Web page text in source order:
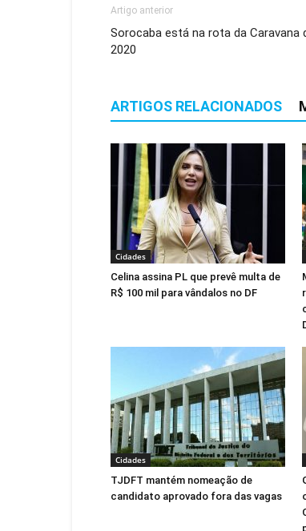
Artigo anterior
Sorocaba está na rota da Caravana
2020
ARTIGOS RELACIONADOS
Cidades
Celina assina PL que prevê multa de
R$ 100 mil para vândalos no DF
Cidades
TJDFT mantém nomeação de
candidato aprovado fora das vagas